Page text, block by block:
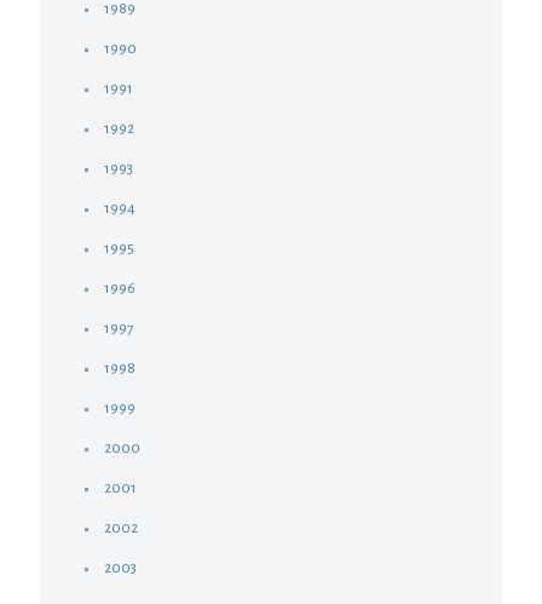
1989
1990
1991
1992
1993
1994
1995
1996
1997
1998
1999
2000
2001
2002
2003